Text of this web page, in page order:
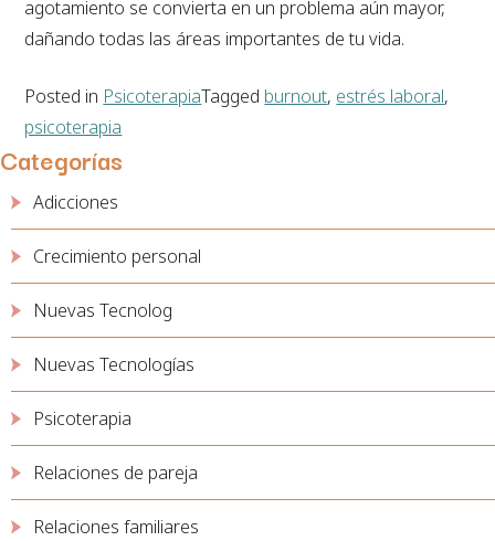
agotamiento se convierta en un problema aún mayor,
dañando todas las áreas importantes de tu vida.
Posted in PsicoterapiaTagged burnout, estrés laboral,
psicoterapia
Categorías
Adicciones
Crecimiento personal
Nuevas Tecnolog
Nuevas Tecnologías
Psicoterapia
Relaciones de pareja
Relaciones familiares